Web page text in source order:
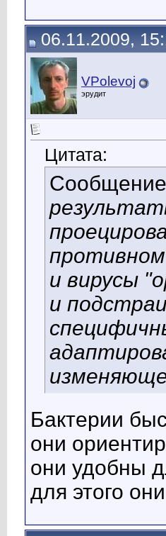
06.11.2009,
VPolevoj
эрудит
Цитата:
и вирусы
и
Бактерии
они
они удобны
для этого